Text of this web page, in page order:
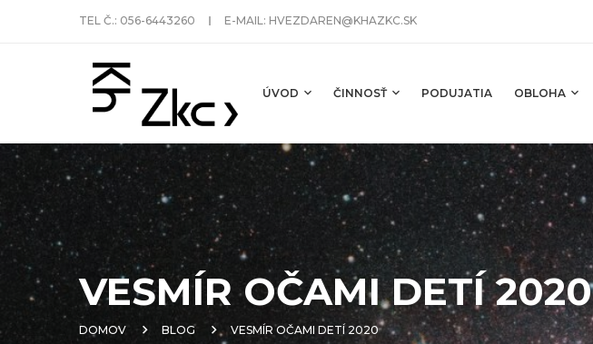
TEL Č.: 056-6443260 E-MAIL: HVEZDAREN@KHAZKC.SK
ÚVOD ČINNOSŤ PODUJATIA OBLOHA
VESMÍR OČAMI DETÍ 2020
DOMOV BLOG VESMÍR OČAMI DETÍ 2020